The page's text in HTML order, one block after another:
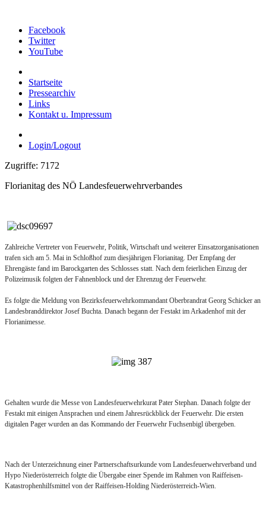
Facebook
Twitter
YouTube
Startseite
Pressearchiv
Links
Kontakt u. Impressum
Login/Logout
Zugriffe: 7172
Florianitag des NÖ Landesfeuerwehrverbandes
Zahlreiche Vertreter von Feuerwehr, Politik, Wirtschaft und weiterer Einsatzorganisationen
trafen sich am 5. Mai in Schloßhof zum diesjährigen Florianitag. Der Empfang der
Ehrengäste fand im Barockgarten des Schlosses statt. Nach dem feierlichen Einzug der
Polizeimusik folgten der Fahnenblock und der Ehrenzug der Feuerwehr.
Es folgte die Meldung von Bezirksfeuerwehrkommandant Oberbrandrat Georg Schicker an
Landesbranddirektor Josef Buchta. Danach begann der Festakt im Arkadenhof mit der
Florianimesse.
Gehalten wurde die Messe von Landesfeuerwehrkurat Pater Stephan. Danach folgte der
Festakt mit einigen Ansprachen und einem Jahresrückblick der Feuerwehr. Die ersten
digitalen Pager wurden an das Kommando der Feuerwehr Fuchsenbigl übergeben.
Nach der Unterzeichnung einer Partnerschaftsurkunde vom Landesfeuerwehrverband und
Hypo Niederösterreich folgte die Übergabe einer Spende im Rahmen von Raiffeisen-
Katastrophenhilfsmittel von der Raiffeisen-Holding Niederösterreich-Wien.